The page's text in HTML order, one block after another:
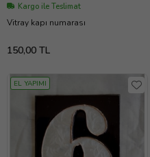
Kargo ile Teslimat
Vitray kapı numarası
150,00 TL
EL YAPIMI